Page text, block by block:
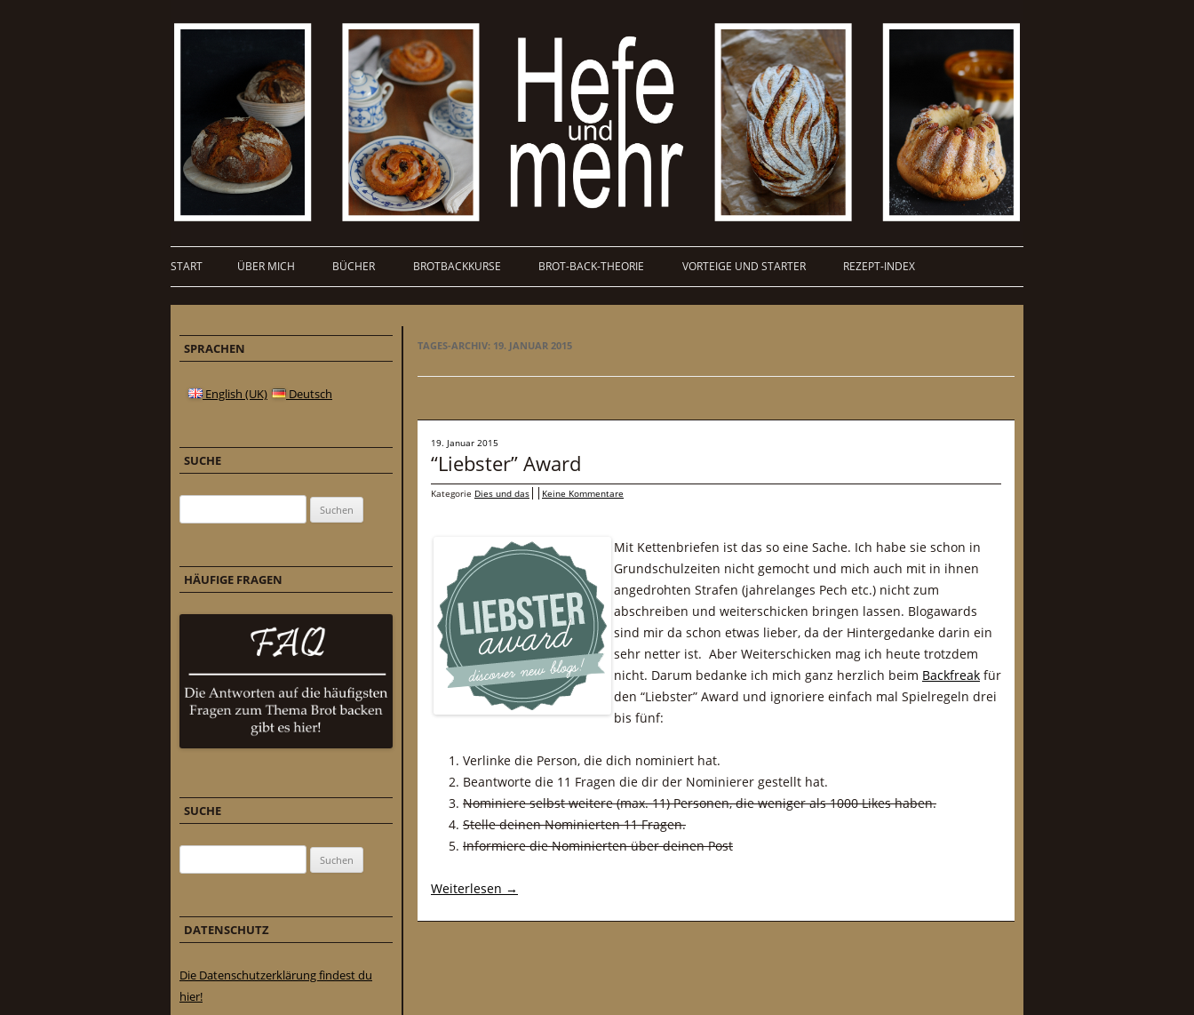
START ÜBER MICH BÜCHER BROTBACKKURSE BROT-BACK-THEORIE VORTEIGE UND STARTER REZEPT-INDEX
TAGES-ARCHIV: 19. JANUAR 2015
19. Januar 2015
“Liebster” Award
Kategorie Dies und das Keine Kommentare
Mit Kettenbriefen ist das so eine Sache. Ich habe sie schon in
Grundschulzeiten nicht gemocht und mich auch mit in ihnen
angedrohten Strafen (jahrelanges Pech etc.) nicht zum
abschreiben und weiterschicken bringen lassen. Blogawards
sind mir da schon etwas lieber, da der Hintergedanke darin ein
sehr netter ist. Aber Weiterschicken mag ich heute trotzdem
nicht. Darum bedanke ich mich ganz herzlich beim Backfreak für
den “Liebster” Award und ignoriere einfach mal Spielregeln drei
bis fünf:
Verlinke die Person, die dich nominiert hat.
Beantworte die 11 Fragen die dir der Nominierer gestellt hat.
Nominiere selbst weitere (max. 11) Personen, die weniger als 1000 Likes haben.
Stelle deinen Nominierten 11 Fragen.
Informiere die Nominierten über deinen Post
Weiterlesen →
SPRACHEN
English (UK) Deutsch
SUCHE
HÄUFIGE FRAGEN
SUCHE
DATENSCHUTZ
Die Datenschutzerklärung findest du
hier!